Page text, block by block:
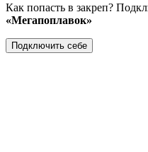
Как попасть в закреп?
«Мегапоплавок»
Подключить себе